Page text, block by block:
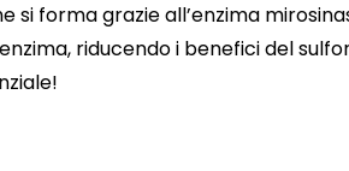
si forma grazie all’enzima
riducendo i benefici del